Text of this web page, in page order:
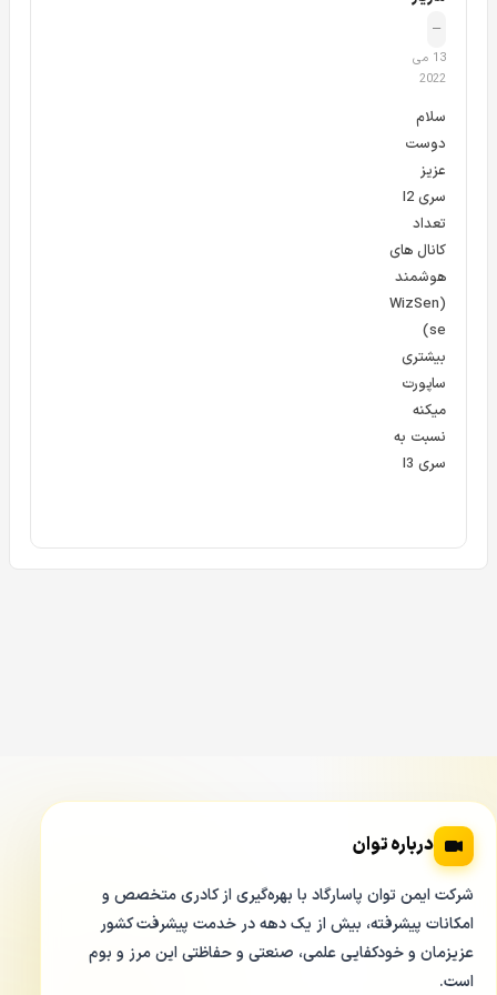
دستگاه ضبط کننده 4 کانال XVR داهوا مدل Dahua XVR 5104HS 4KL I2
5104HS-4KL-I2
علاوه بر تکنولوژی HDCVI که تکنولوژی پایه
K Lقادر است فرمت های AHD و HDTVI را با رزولوشن های:
4K
5MP
4MP
3MP
–
13 می
2022
سلام
دوست
عزیز
سری I2
تعداد
کانال های
هوشمند
(WizSen
se)
بیشتری
ساپورت
میکنه
نسبت به
سری I3
درباره توان
شرکت ایمن توان پاسارگاد با بهره‌گیری از کادری متخصص و
امکانات پیشرفته، بیش از یک دهه در خدمت پیشرفت کشور
عزیزمان و خودکفایی علمی، صنعتی و حفاظتی این مرز و بوم
است.